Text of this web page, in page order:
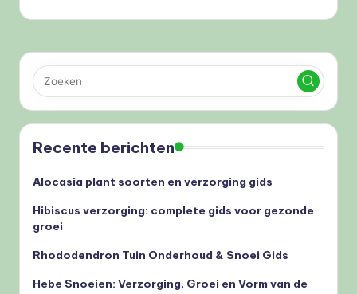
Recente berichten
Alocasia plant soorten en verzorging gids
Hibiscus verzorging: complete gids voor gezonde
groei
Rhododendron Tuin Onderhoud & Snoei Gids
Hebe Snoeien: Verzorging, Groei en Vorm van de